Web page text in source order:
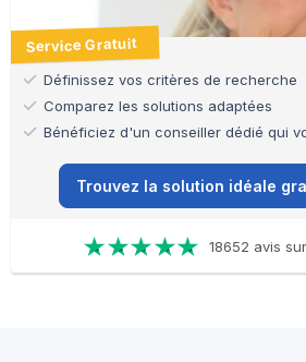
Service Gratuit
Définissez vos critères de recherche
Comparez les solutions adaptées
Bénéficiez d'un conseiller dédié qui
Trouvez la solution idéale
18652 avis sur